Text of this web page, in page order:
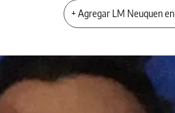
+ Agregar LM Neuquen en